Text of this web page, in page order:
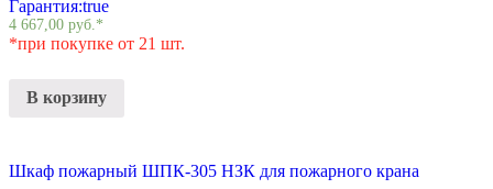
Гарантия:true
4 667,00 руб. *
*при покупке от 21 шт.
В корзину
Шкаф пожарный ШПК-305 НЗК для пожарного крана